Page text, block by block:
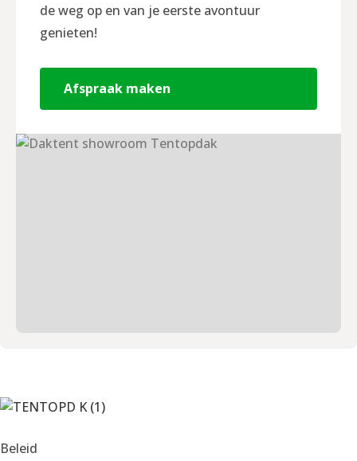
de weg op en van je eerste avontuur
genieten!
Afspraak maken
Beleid